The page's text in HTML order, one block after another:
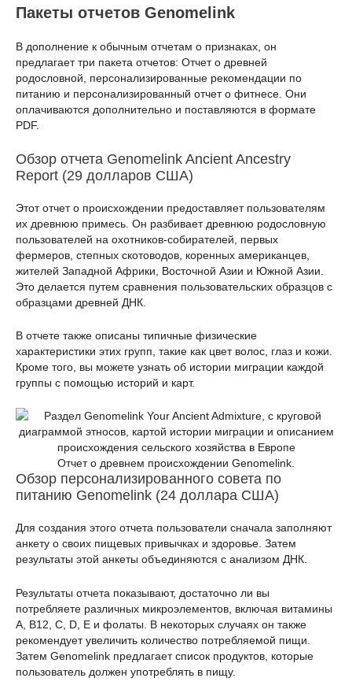
Пакеты отчетов Genomelink
В дополнение к обычным отчетам о признаках, он
предлагает три пакета отчетов: Отчет о древней
родословной, персонализированные рекомендации по
питанию и персонализированный отчет о фитнесе. Они
оплачиваются дополнительно и поставляются в формате
PDF.
Обзор отчета Genomelink Ancient Ancestry
Report (29 долларов США)
Этот отчет о происхождении предоставляет пользователям
их древнюю примесь. Он разбивает древнюю родословную
пользователей на охотников-собирателей, первых
фермеров, степных скотоводов, коренных американцев,
жителей Западной Африки, Восточной Азии и Южной Азии.
Это делается путем сравнения пользовательских образцов с
образцами древней ДНК.
В отчете также описаны типичные физические
характеристики этих групп, такие как цвет волос, глаз и кожи.
Кроме того, вы можете узнать об истории миграции каждой
группы с помощью историй и карт.
Отчет о древнем происхождении Genomelink.
Обзор персонализированного совета по
питанию Genomelink (24 доллара США)
Для создания этого отчета пользователи сначала заполняют
анкету о своих пищевых привычках и здоровье. Затем
результаты этой анкеты объединяются с анализом ДНК.
Результаты отчета показывают, достаточно ли вы
потребляете различных микроэлементов, включая витамины
A, B12, C, D, E и фолаты. В некоторых случаях он также
рекомендует увеличить количество потребляемой пищи.
Затем Genomelink предлагает список продуктов, которые
пользователь должен употреблять в пищу.